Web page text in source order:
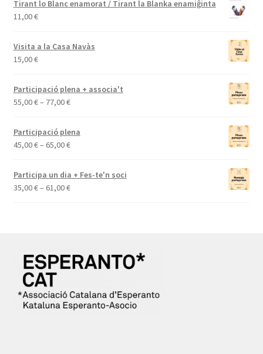
Tirant lo Blanc enamorat / Tirant la Blanka enamiĝinta
11,00€
Visita a la Casa Navàs
15,00€
Participació plena + associa't
55,00€– 77,00€Interval
55,00 €
Participació plena
45,00€– 65,00€Interval
preus:
45,00 €
Participa un dia + Fes-te'n soci
35,00€– 61,00€Interval